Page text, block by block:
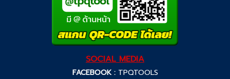
SOCIAL MEDIA
FACEBOOK : TPQTOOLS